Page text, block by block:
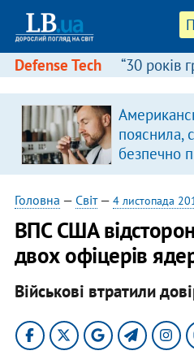
Defense Tech “30 років
пояснила,
безпечно
Головна — Світ— 4 листопада
ВПС США
двох офіцерів
Військові втратили